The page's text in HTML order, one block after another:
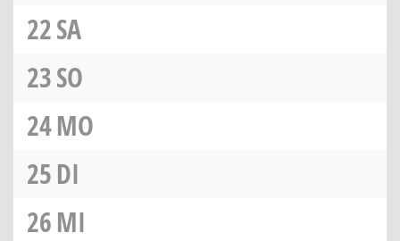
22SA
23SO
24MO
25DI
26MI